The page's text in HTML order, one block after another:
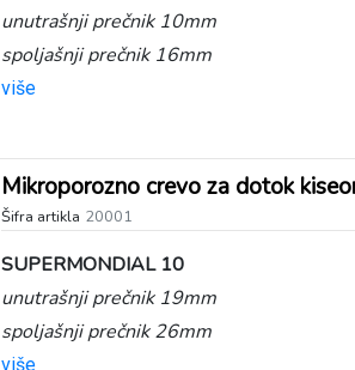
unutrašnji prečnik 10mm
spoljašnji prečnik 16mm
više
Mikroporozno crevo za dotok
Šifra artikla 20001
SUPERMONDIAL 10
unutrašnji prečnik 19mm
spoljašnji prečnik 26mm
više